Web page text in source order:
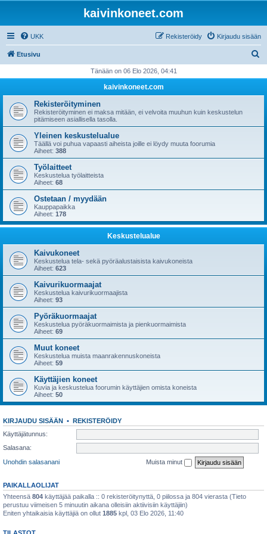
kaivinkoneet.com
UKK Kirjaudu sisään
Rekisteröidy
Etusivu
i
Tänään on 06 Elo 2026, 04:41
kaivinkoneet.com
Rekisteröityminen
Rekisteröityminen ei maksa mitään, ei velvoita muuhun kuin keskustelun
pitämiseen asiallisella tasolla.
Yleinen keskustelualue
Täällä voi puhua vapaasti aiheista joille ei löydy muuta foorumia
Aiheet: 388
Työlaitteet
Keskustelua työlaitteista
Aiheet: 68
Ostetaan / myydään
Kauppapaikka
Aiheet: 178
Keskustelualue
Kaivukoneet
Keskustelua tela- sekä pyöräalustaisista kaivukoneista
Aiheet: 623
Kaivurikuormaajat
Keskustelua kaivurikuormaajista
Aiheet: 93
Pyöräkuormaajat
Keskustelua pyöräkuormaimista ja pienkuormaimista
Aiheet: 69
Muut koneet
Keskustelua muista maanrakennuskoneista
Aiheet: 59
Käyttäjien koneet
Kuvia ja keskustelua foorumin käyttäjien omista koneista
Aiheet: 50
KIRJAUDU SISÄÄN • REKISTERÖIDY
Käyttäjätunnus:
Salasana:
Unohdin salasanani
Muista minut
PAIKALLAOLIJAT
Yhteensä 804 käyttäjää paikalla :: 0 rekisteröitynyttä, 0 piilossa ja 804 vierasta (Tieto
perustuu viimeisen 5 minuutin aikana olleisiin aktiivisiin käyttäjiin)
Eniten yhtaikaisia käyttäjiä on ollut 1885 kpl, 03 Elo 2026, 11:40
TILASTOT